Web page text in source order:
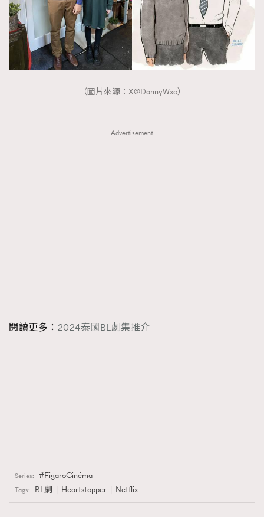
（圖片來源：X@DannyWxo）
Advertisement
閱讀更多： 2024泰國BL劇集推介
Series: FigaroCinéma
Tags: BL劇 Heartstopper Netflix